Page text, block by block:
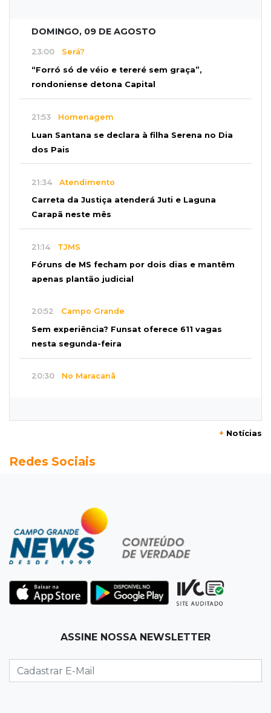
DOMINGO, 09 DE AGOSTO
23:00 Será?
“Forró só de véio e tereré sem graça”,
rondoniense detona Capital
21:53 Homenagem
Luan Santana se declara à filha Serena no Dia
dos Pais
21:34 Atendimento
Carreta da Justiça atenderá Juti e Laguna
Carapã neste mês
21:14 TJMS
Fóruns de MS fecham por dois dias e mantêm
apenas plantão judicial
20:52 Campo Grande
Sem experiência? Funsat oferece 611 vagas
nesta segunda-feira
20:30 No Maracanã
Seleções em MS têm salários de até R$ 8,2 mil;
Jardim Itatiaia
Vigia é amarrado durante roubo de carro e
dois caminhões em pátio
Corinthians vence Bragantino por 2 a 0 e sobe
para 7º no Brasileirão
Na Vila Belmiro
lugar no Brasileirão
+ Notícias
Redes Sociais
ASSINE NOSSA NEWSLETTER